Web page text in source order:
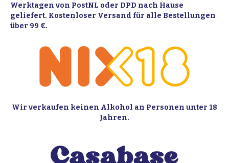
Werktagen von PostNL oder DPD nach Hause
geliefert. Kostenloser Versand für alle Bestellungen
über 99 €.
Wir verkaufen keinen Alkohol an Personen unter 18
Jahren.